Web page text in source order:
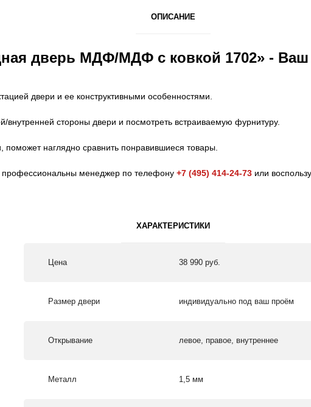
ОПИСАНИЕ
дверь МДФ/МДФ с ковкой 1702» -
двери и ее конструктивными особенностями.
внутренней стороны двери и посмотреть встраиваемую фурнитуру.
поможет наглядно сравнить понравившиеся товары.
профессиональны менеджер по телефону +7 (495) 414-24-73 или
ХАРАКТЕРИСТИКИ
Цена 38 990 руб.
Размер двери индивидуально под ваш проём
Открывание левое, правое, внутреннее
Металл 1,5 мм